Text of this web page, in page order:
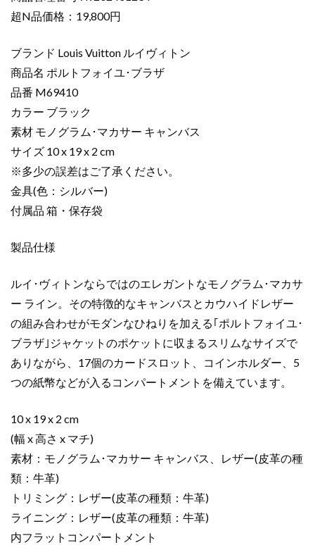
布
ピ
ー
ポ
ル
ト
フ
ォ
イ
ユ･
ブ
ラ
ブ
ッ
ク
M69410
モ
ノ
グ
ラ
マ
カ
サ
ー
キ
ャ
ン
バ
超N品価格：19,800円
ブランド Louis Vuitton ルイヴィトン
商品名 ポルトフォイユ･ブラザ
品番 M69410
カラー ブラック
素材 モノグラム･マカサー キャンバス
サイズ 10 x 19 x 2 cm
※多少の誤差はご了承ください。
金具(色：シルバー)
付属品 箱・保存袋
製品仕様
ルイ･ヴィトンならではのエレガントなモノグラム･マカサ
ー ライン。その特徴的なキャンバスとカウハイドレザー
の組み合わせがモダンなひねりを加える｢ポルトフォイユ･
ブラザ｣ジャケットのポケットに収まるスリムなサイズで
ありながら、17個のカードスロット、コインホルダー、5
つの紙幣などが入るコンパートメントを備えています。
10 x 19 x 2 cm
(幅 x 高さ x マチ)
素材：モノグラム･マカサー キャンバス、レザー(皮革の種
類：牛革)
トリミング：レザー(皮革の種類：牛革)
ライニング：レザー(皮革の種類：牛革)
内フラットコンパートメント